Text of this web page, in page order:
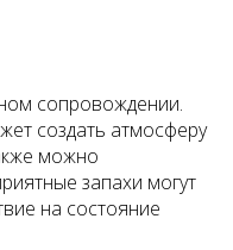
сопровождении.
создать атмосферу
можно
запахи могут
на состояние